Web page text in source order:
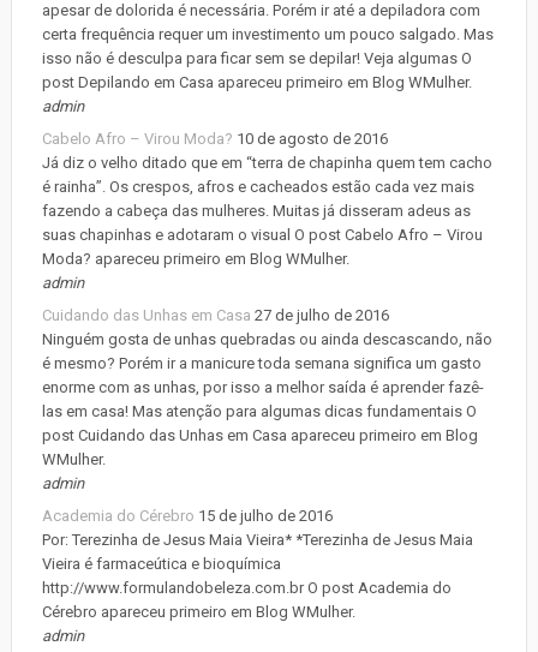
apesar de dolorida é necessária. Porém ir até a depiladora com
certa frequência requer um investimento um pouco salgado. Mas
isso não é desculpa para ficar sem se depilar! Veja algumas O
post Depilando em Casa apareceu primeiro em Blog WMulher.
admin
Cabelo Afro – Virou Moda? 10 de agosto de 2016
Já diz o velho ditado que em “terra de chapinha quem tem cacho
é rainha”. Os crespos, afros e cacheados estão cada vez mais
fazendo a cabeça das mulheres. Muitas já disseram adeus as
suas chapinhas e adotaram o visual O post Cabelo Afro – Virou
Moda? apareceu primeiro em Blog WMulher.
admin
Cuidando das Unhas em Casa 27 de julho de 2016
Ninguém gosta de unhas quebradas ou ainda descascando, não
é mesmo? Porém ir a manicure toda semana significa um gasto
enorme com as unhas, por isso a melhor saída é aprender fazê-
las em casa! Mas atenção para algumas dicas fundamentais O
post Cuidando das Unhas em Casa apareceu primeiro em Blog
WMulher.
admin
Academia do Cérebro 15 de julho de 2016
Por: Terezinha de Jesus Maia Vieira* *Terezinha de Jesus Maia
Vieira é farmaceútica e bioquímica
http://www.formulandobeleza.com.br O post Academia do
Cérebro apareceu primeiro em Blog WMulher.
admin